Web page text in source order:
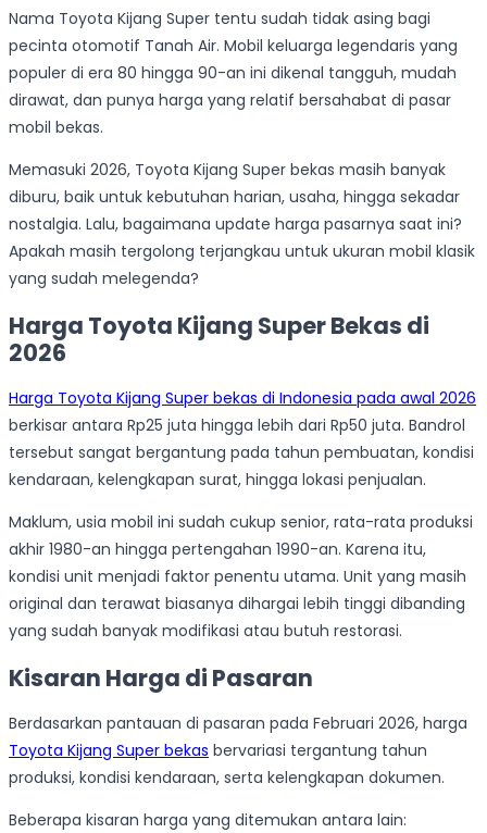
Nama Toyota Kijang Super tentu sudah tidak asing bagi
pecinta otomotif Tanah Air. Mobil keluarga legendaris yang
populer di era 80 hingga 90-an ini dikenal tangguh, mudah
dirawat, dan punya harga yang relatif bersahabat di pasar
mobil bekas.
Memasuki 2026, Toyota Kijang Super bekas masih banyak
diburu, baik untuk kebutuhan harian, usaha, hingga sekadar
nostalgia. Lalu, bagaimana update harga pasarnya saat ini?
Apakah masih tergolong terjangkau untuk ukuran mobil klasik
yang sudah melegenda?
Harga Toyota Kijang Super Bekas di
2026
Harga Toyota Kijang Super bekas di Indonesia pada awal 2026
berkisar antara Rp25 juta hingga lebih dari Rp50 juta. Bandrol
tersebut sangat bergantung pada tahun pembuatan, kondisi
kendaraan, kelengkapan surat, hingga lokasi penjualan.
Maklum, usia mobil ini sudah cukup senior, rata-rata produksi
akhir 1980-an hingga pertengahan 1990-an. Karena itu,
kondisi unit menjadi faktor penentu utama. Unit yang masih
original dan terawat biasanya dihargai lebih tinggi dibanding
yang sudah banyak modifikasi atau butuh restorasi.
Kisaran Harga di Pasaran
Berdasarkan pantauan di pasaran pada Februari 2026, harga
Toyota Kijang Super bekas bervariasi tergantung tahun
produksi, kondisi kendaraan, serta kelengkapan dokumen.
Beberapa kisaran harga yang ditemukan antara lain: